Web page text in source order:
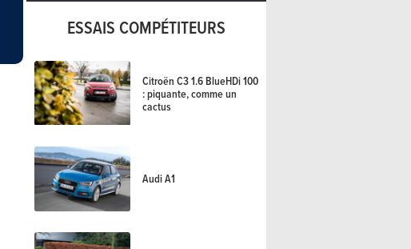
ESSAIS COMPÉTITEURS
Citroën C3 1.6 BlueHDi 100
: piquante, comme un
cactus
Audi A1